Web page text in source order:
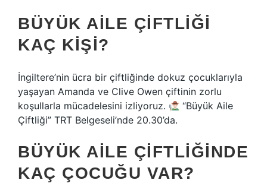
BÜYÜK AILE ÇIFTLIĞI
KAÇ KIŞI?
İngiltere’nin ücra bir çiftliğinde dokuz çocuklarıyla
yaşayan Amanda ve Clive Owen çiftinin zorlu
koşullarla mücadelesini izliyoruz.
“Büyük Aile
Çiftliği” TRT Belgeseli’nde 20.30’da.
BÜYÜK AILE ÇIFTLIĞINDE
KAÇ ÇOCUĞU VAR?